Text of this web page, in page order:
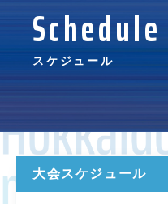
Schedule
スケジュール
大会スケジュール